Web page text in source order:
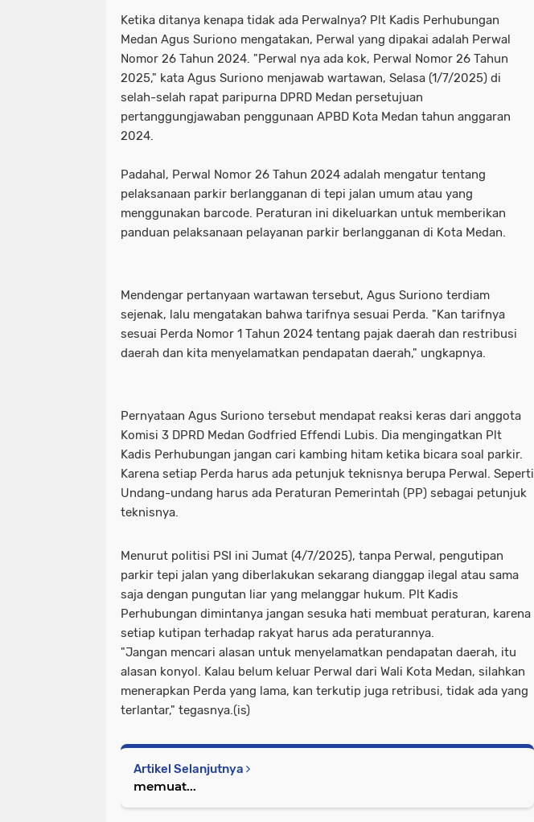
Ketika ditanya kenapa tidak ada Perwalnya? Plt Kadis Perhubungan
Medan Agus Suriono mengatakan, Perwal yang dipakai adalah Perwal
Nomor 26 Tahun 2024. "Perwal nya ada kok, Perwal Nomor 26 Tahun
2025," kata Agus Suriono menjawab wartawan, Selasa (1/7/2025) di
selah-selah rapat paripurna DPRD Medan persetujuan
pertanggungjawaban penggunaan APBD Kota Medan tahun anggaran
2024.
Padahal, Perwal Nomor 26 Tahun 2024 adalah mengatur tentang
pelaksanaan parkir berlangganan di tepi jalan umum atau yang
menggunakan barcode. Peraturan ini dikeluarkan untuk memberikan
panduan pelaksanaan pelayanan parkir berlangganan di Kota Medan.
Mendengar pertanyaan wartawan tersebut, Agus Suriono terdiam
sejenak, lalu mengatakan bahwa tarifnya sesuai Perda. "Kan tarifnya
sesuai Perda Nomor 1 Tahun 2024 tentang pajak daerah dan restribusi
daerah dan kita menyelamatkan pendapatan daerah," ungkapnya.
Pernyataan Agus Suriono tersebut mendapat reaksi keras dari anggota
Komisi 3 DPRD Medan Godfried Effendi Lubis. Dia mengingatkan Plt
Kadis Perhubungan jangan cari kambing hitam ketika bicara soal parkir.
Karena setiap Perda harus ada petunjuk teknisnya berupa Perwal. Seperti
Undang-undang harus ada Peraturan Pemerintah (PP) sebagai petunjuk
teknisnya.
Menurut politisi PSI ini Jumat (4/7/2025), tanpa Perwal, pengutipan
parkir tepi jalan yang diberlakukan sekarang dianggap ilegal atau sama
saja dengan pungutan liar yang melanggar hukum. Plt Kadis
Perhubungan dimintanya jangan sesuka hati membuat peraturan, karena
setiap kutipan terhadap rakyat harus ada peraturannya.
"Jangan mencari alasan untuk menyelamatkan pendapatan daerah, itu
alasan konyol. Kalau belum keluar Perwal dari Wali Kota Medan, silahkan
menerapkan Perda yang lama, kan terkutip juga retribusi, tidak ada yang
terlantar," tegasnya.(is)
Artikel Selanjutnya
memuat...